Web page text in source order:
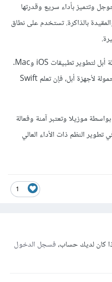
وتتميز بأداء سريع وقدرتها
بالذاكرة. تستخدم على نطاق
لغة برمجة تم تطويرها بواسطة أبل لتطوير تطبيقات iOS وMac.
إذا كنت مهتمًا بتطوير التطبيقات المحمولة لأجهزة أبل، فإن تعلم Swift
موزيلا وتعتبر آمنة وفعالة
النظم ذات الأداء العالي
1
كان لديك حساب،فسجل الدخول